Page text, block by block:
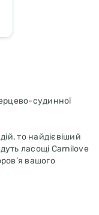
судинної
то найдієвіший
ласощі Carnilove
вашого